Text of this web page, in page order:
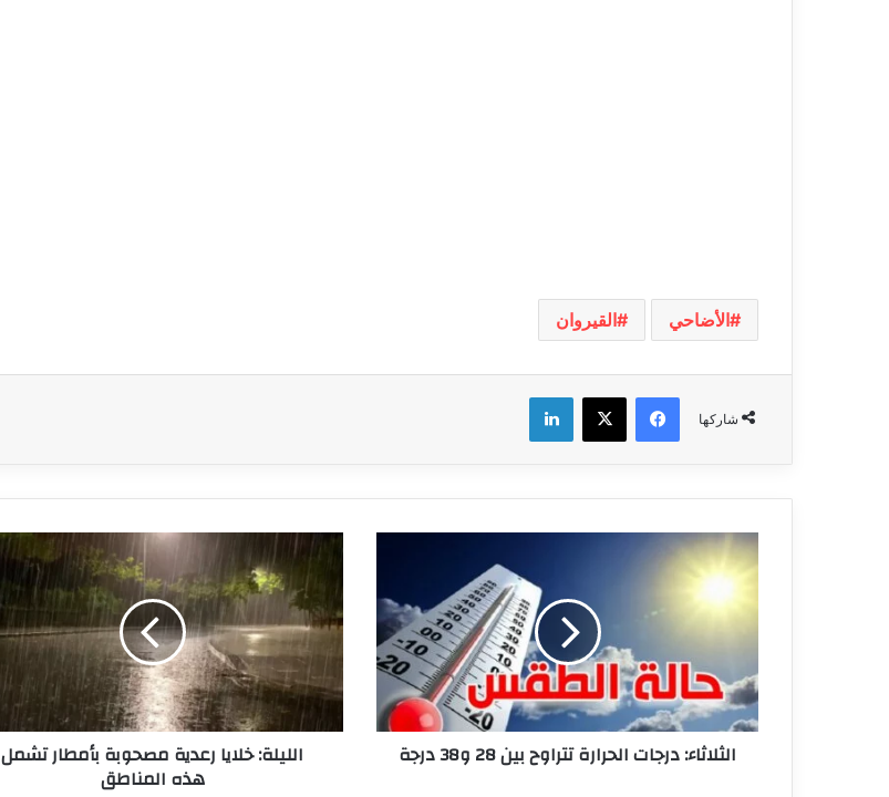
الأضاحي القيروان
شاركها
فيسبوك ‫X لينكدإن
الثلاثاء:
درجات
تتراوح
بين
و38
درجة
الثلاثاء: درجات الحرارة تتراوح بين 28 و38 درجة
الليلة:
رعدية
مصحوبة
بأمطار
تشمل
المناطق
الليلة: خلايا رعدية مصحوبة بأمطار تشمل
هذه المناطق